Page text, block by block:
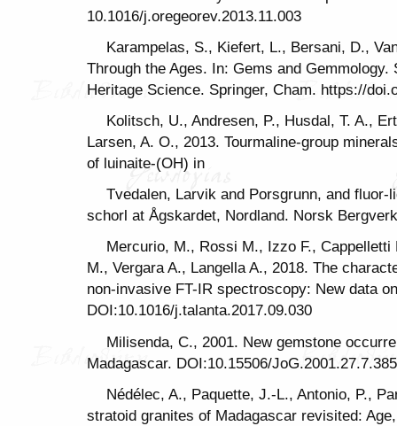
10.1016/j.oregeorev.2013.11.003
Karampelas, S., Kiefert, L., Bersani, D.,
Through the Ages. In: Gems and
Heritage Science. Springer, Cham. https://
Kolitsch, U., Andresen, P., Husdal, T. A.,
Larsen, A. O., 2013. Tourmaline-group
of luinaite-(OH) in
Tvedalen, Larvik and Porsgrunn, and
schorl at Ågskardet, Nordland. Norsk
Mercurio, M., Rossi M., Izzo F.,
M., Vergara A., Langella A., 2018. The
non-invasive FT-IR spectroscopy: New data
DOI:10.1016/j.talanta.2017.09.030
Milisenda, C., 2001. New gemstone
Madagascar. DOI:10.15506/JoG.2001.27.7.385
Nédélec, A., Paquette, J.-L., Antonio, P.,
stratoid granites of Madagascar revisited: